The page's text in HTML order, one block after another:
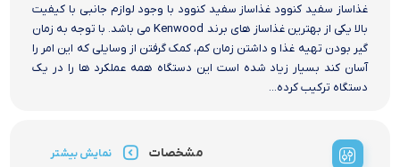
غذاساز سفید کنوود غذاساز سفید کنوود با وجود لوازم جانبی با کیفیت
بالا یکی از بهترین غذاساز های برند Kenwood می باشد. با توجه به زمان
گیر بودن تهیه غذا و داشتن زمان کم، کمک گرفتن از وسایلی که این امر را
آسان کند بسیار زیاد شده است این دستگاه همه عملکرد ها را در یک
دستگاه ترکیب کرده...
مشخصات نمایش بیشتر